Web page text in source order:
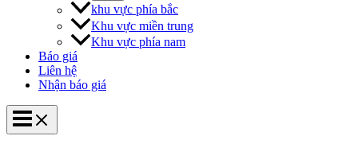
khu vực phía bắc
Khu vực miền trung
Khu vực phía nam
Báo giá
Liên hệ
Nhận báo giá